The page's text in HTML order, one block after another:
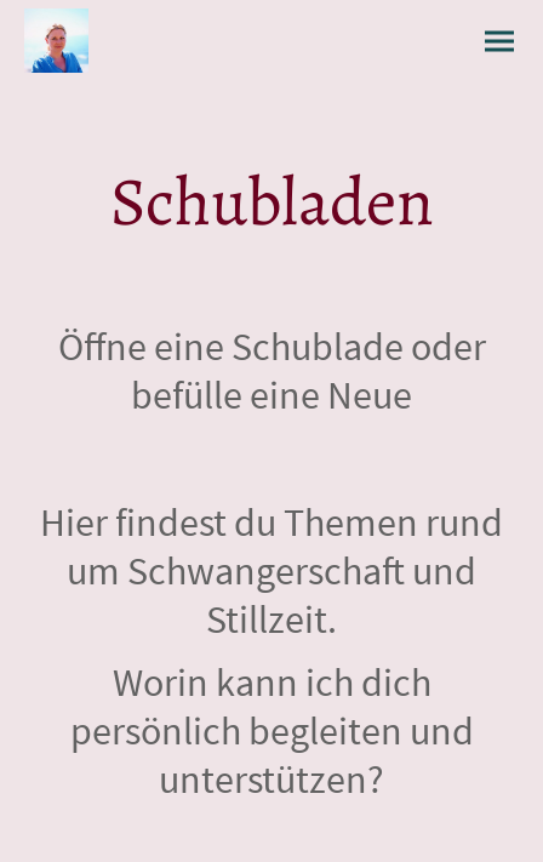
Schubladen
Öffne eine Schublade oder
befülle eine Neue
Hier findest du Themen rund
um Schwangerschaft und
Stillzeit.
Worin kann ich dich
persönlich begleiten und
unterstützen?